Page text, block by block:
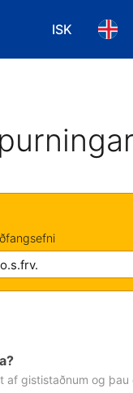
ISK
Veldu
gististaðnum og